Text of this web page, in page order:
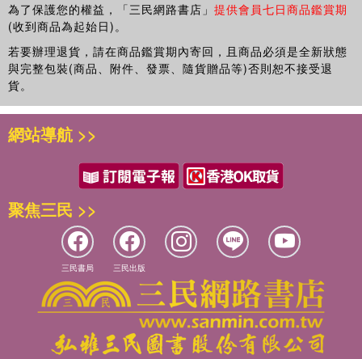
為了保護您的權益，「三民網路書店」 提供會員七日商品鑑賞期
(收到商品為起始日)。
若要辦理退貨，請在商品鑑賞期內寄回，且商品必須是全新狀態
與完整包裝(商品、附件、發票、隨貨贈品等)否則恕不接受退
貨。
網站導航 >>
聚焦三民 >>
三民書局 三民出版